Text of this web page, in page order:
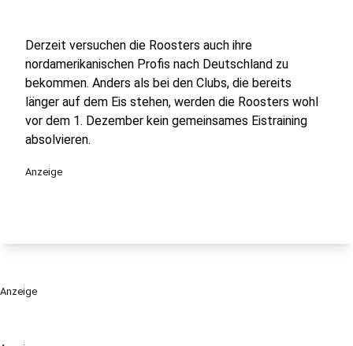
Derzeit versuchen die Roosters auch ihre
nordamerikanischen Profis nach Deutschland zu
bekommen. Anders als bei den Clubs, die bereits
länger auf dem Eis stehen, werden die Roosters wohl
vor dem 1. Dezember kein gemeinsames Eistraining
absolvieren.
Anzeige
Anzeige